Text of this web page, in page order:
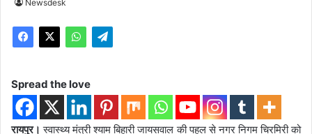
Newsdesk
Spread the love
रायपुर। स्वास्थ्य मंत्री श्याम बिहारी जायसवाल की पहल से नगर निगम चिरमिरी को